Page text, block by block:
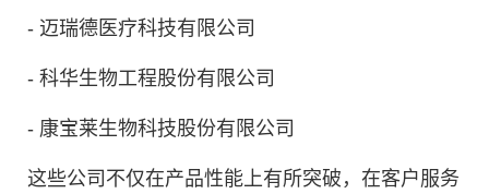
- 迈瑞德医疗科技有限公司
- 科华生物工程股份有限公司
- 康宝莱生物科技股份有限公司
这些公司不仅在产品性能上有所突破，在客户服务